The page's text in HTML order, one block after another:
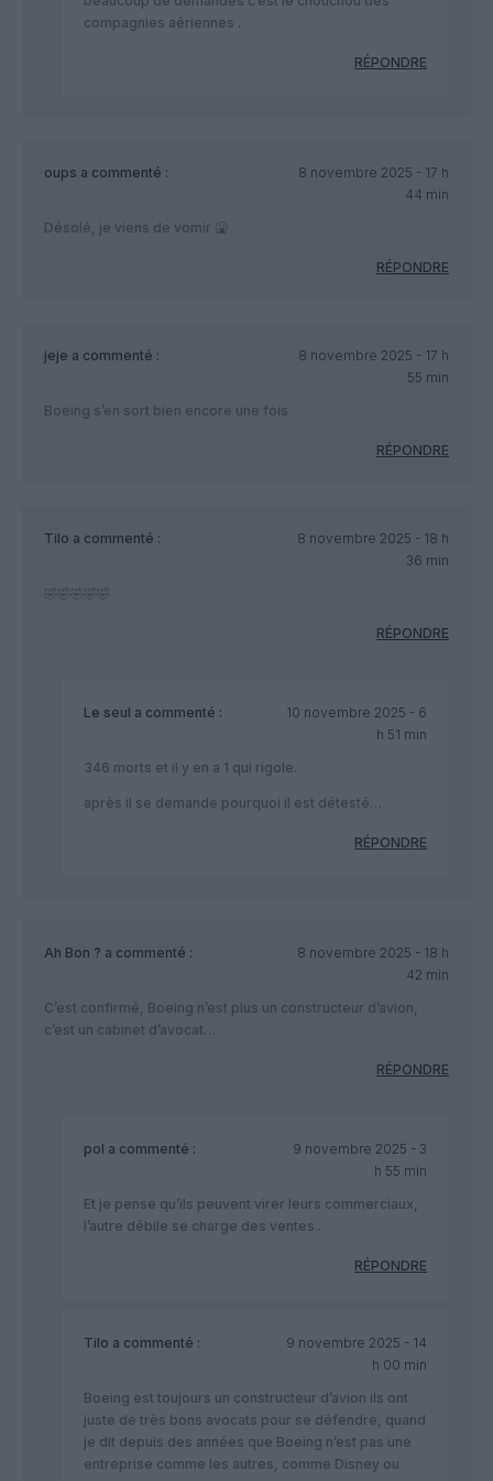
compagnies aériennes .
RÉPONDRE
oups a commenté :
8 novembre 2025 - 17 h
44 min
Désolé, je viens de vomir 🤮
RÉPONDRE
jeje a commenté :
8 novembre 2025 - 17 h
55 min
Boeing s’en sort bien encore une fois
RÉPONDRE
Tilo a commenté :
8 novembre 2025 - 18 h
36 min
RÉPONDRE
Le seul a commenté :
10 novembre 2025 - 6
h 51 min
346 morts et il y en a 1 qui rigole.
après il se demande pourquoi il est détesté…
RÉPONDRE
Ah Bon ? a commenté :
8 novembre 2025 - 18 h
42 min
C’est confirmé, Boeing n’est plus un constructeur d’avion,
c’est un cabinet d’avocat…
RÉPONDRE
pol a commenté :
9 novembre 2025 - 3
h 55 min
Et je pense qu’ils peuvent virer leurs commerciaux,
l’autre débile se charge des ventes..
RÉPONDRE
Tilo a commenté :
9 novembre 2025 - 14
h 00 min
Boeing est toujours un constructeur d’avion ils ont
juste de très bons avocats pour se défendre, quand
je dit depuis des années que Boeing n’est pas une
entreprise comme les autres, comme Disney ou